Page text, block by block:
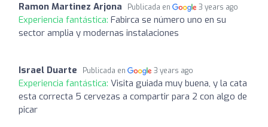
Ramon Martinez Arjona Publicada en 3 years ago
Experiencia fantástica: Fabirca se número uno en su
sector amplia y modernas instalaciones
Israel Duarte Publicada en 3 years ago
Experiencia fantástica: Visita guiada muy buena, y la cata
esta correcta 5 cervezas a compartir para 2 con algo de
picar